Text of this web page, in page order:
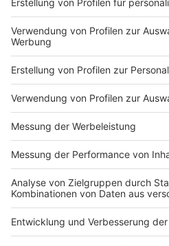
welches Austragungsjahr der
Anzeige
Die Übersicht über alle
Sportstätten mit den
Anzeige
Das Land NRW hat eine
Kreisen Olympische Spiele
gesamte Übersicht - von